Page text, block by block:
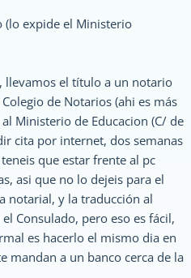
(lo expide el Ministerio
llevamos el título a un notario
de Notarios (ahi es más
Ministerio de Educacion (C/ de
cita por internet, dos semanas
que estar frente al pc
asi que no lo dejeis para el
notarial, y la traducción al
Consulado, pero eso es fácil,
es hacerlo el mismo dia en
mandan a un banco cerca de la